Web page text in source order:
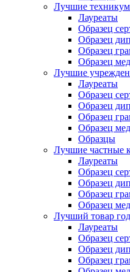
Лучшие
Лауреаты
Образец
Образец
Образец
Образец
Лучшие
Лауреаты
Образец
Образец
Образец
Образец
Образцы
Лучшие частные
Лауреаты
Образец
Образец
Образец
Образец
Лучший товар
Лауреаты
Образец
Образец
Образец